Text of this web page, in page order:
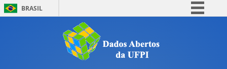
BRASIL
Comunica BR
Participe